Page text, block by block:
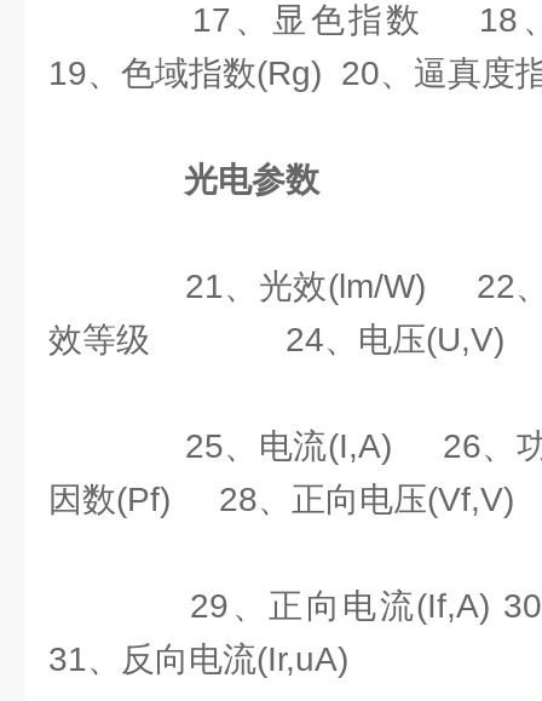
17、显色指数 18、
19、色域指数(Rg) 20、逼真度
光电参数
21、光效(lm/W)
效等级 24、电压(U,V)
25、电流(I,A) 26、功
因数(Pf) 28、正向电压(Vf,V)
29、正向电流(If,A) 30
31、反向电流(Ir,uA)